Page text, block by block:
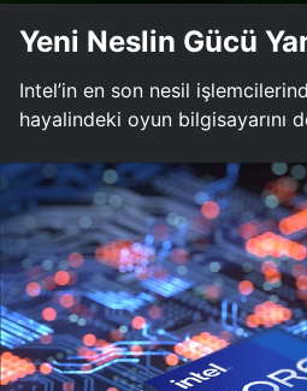
Yeni Neslin Gücü
Intel’in en son nesil
hayalindeki oyun bilgisayarını